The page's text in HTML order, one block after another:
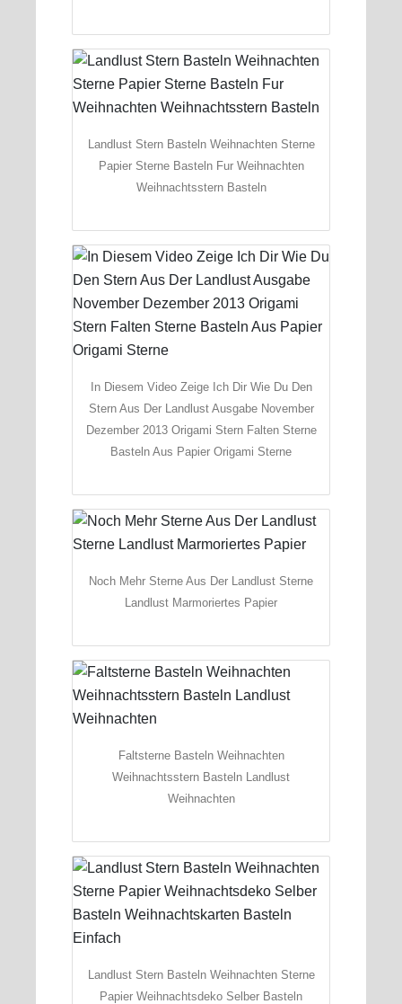
Landlust Stern Basteln Weihnachten Sterne
Papier Sterne Basteln Fur Weihnachten
Weihnachtsstern Basteln
In Diesem Video Zeige Ich Dir Wie Du Den
Stern Aus Der Landlust Ausgabe November
Dezember 2013 Origami Stern Falten Sterne
Basteln Aus Papier Origami Sterne
Noch Mehr Sterne Aus Der Landlust Sterne
Landlust Marmoriertes Papier
Faltsterne Basteln Weihnachten
Weihnachtsstern Basteln Landlust
Weihnachten
Landlust Stern Basteln Weihnachten Sterne
Papier Weihnachtsdeko Selber Basteln